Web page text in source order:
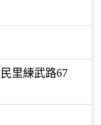
里練武路67